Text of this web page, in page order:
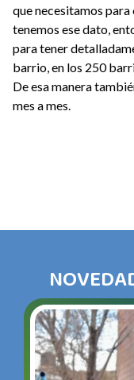
que necesitamos
tenemos ese dato,
para tener
barrio, en los 250
De esa manera
mes a mes.